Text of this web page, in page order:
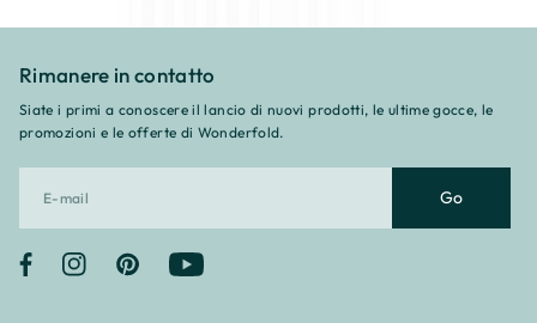
Rimanere in contatto
Siate i primi a conoscere il lancio di nuovi prodotti, le ultime gocce, le
promozioni e le offerte di Wonderfold.
Go
FacebookInstagramPinterest YouTube